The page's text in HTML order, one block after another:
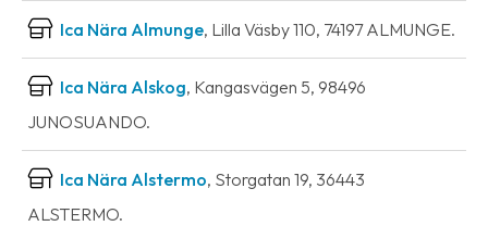
Ica Nära Almunge, Lilla Väsby 110, 74197 ALMUNGE.
Ica Nära Alskog, Kangasvägen 5, 98496
JUNOSUANDO.
Ica Nära Alstermo, Storgatan 19, 36443
ALSTERMO.